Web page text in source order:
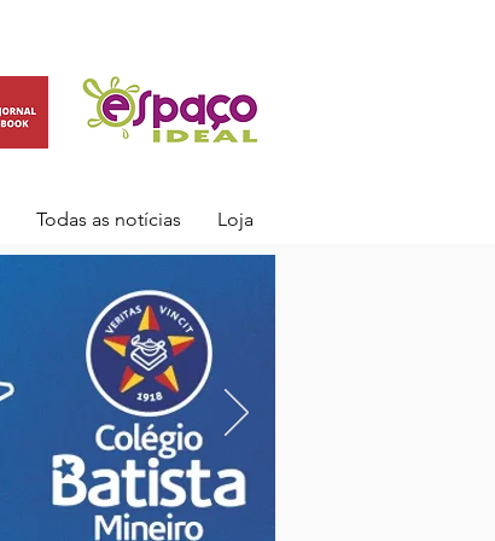
Todas as notícias Loja